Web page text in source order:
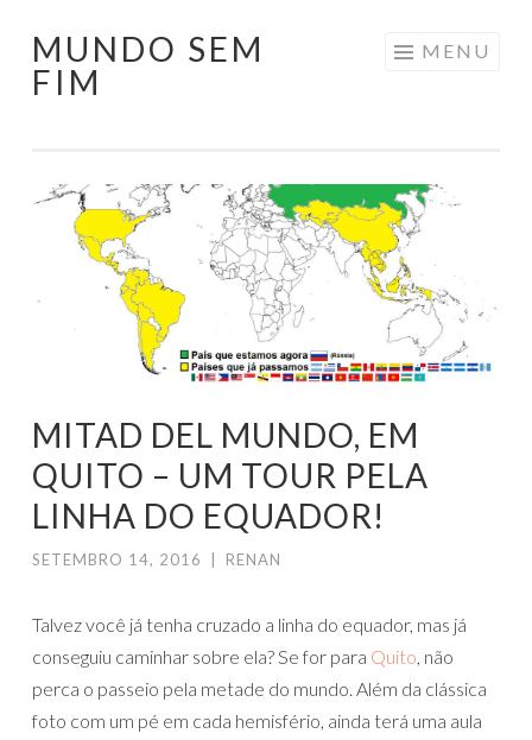
Pular
para
MUNDO SEM
FIM
MENU
MITAD DEL MUNDO, EM
QUITO – UM TOUR PELA
LINHA DO EQUADOR!
SETEMBRO 14, 2016 RENAN
Talvez você já tenha cruzado a linha do equador, mas já
conseguiu caminhar sobre ela? Se for para Quito, não
perca o passeio pela metade do mundo. Além da clássica
foto com um pé em cada hemisfério, ainda terá uma aula